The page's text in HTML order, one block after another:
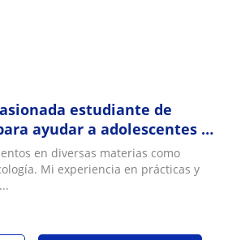
estudiante de
ayudar a adolescentes a
escolar
en diversas materias como
Mi experiencia en prácticas y